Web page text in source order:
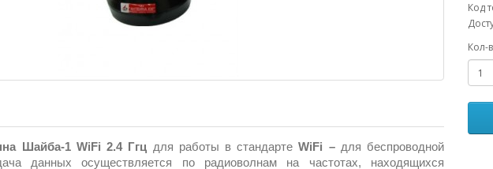
Шайба-1 WiFi 2.4 Ггц для работы в стандарте WiFi – для беспроводной
данных осуществляется по радиоволнам на частотах, находящихся
Код
Кол-